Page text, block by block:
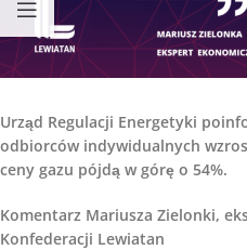
Urząd Regulacji Energetyki
odbiorców indywidualnych
ceny gazu pójdą w górę o 54%.
Komentarz Mariusza Zielonki,
Konfederacji Lewiatan